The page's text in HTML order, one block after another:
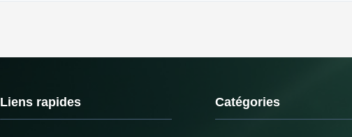
Liens rapides Catégories